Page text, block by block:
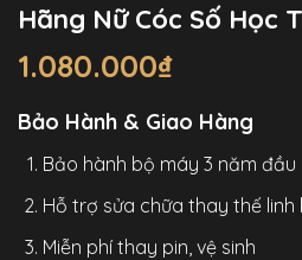
Hãng Nữ Cóc Số Học
1.080.000₫
Bảo Hành & Giao Hàng
Bảo hành bộ máy 3 năm đầu
Hỗ trợ sửa chữa thay thế linh
Miễn phí thay pin, vệ sinh